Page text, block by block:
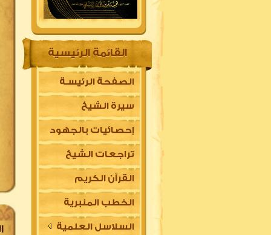
القائمة الرئيسية
الصفحة الرئيسـة
سيرة الشيخ
إحصائيات بالجهود
تراجعات الشيخ
القرآن الكريم
الخطب المنبرية
السلاسل العلمية